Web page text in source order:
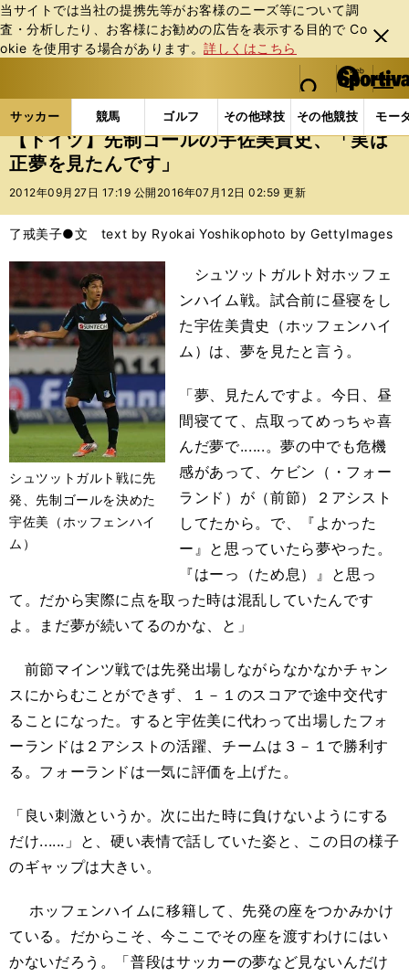
当サイトでは当社の提携先等がお客様のニーズ等について調
査・分析したり、お客様にお勧めの広告を表⽰する⽬的で Co
okie を使⽤する場合があります。詳しくはこちら
閉じ
る
web Sportiva (webスポルティーバ)
検索
マイペ
ー
ジ
メニュ
サッカー 競馬 ゴルフ その他球技 その他競技 モー
ス
ポ
ル
バ
サッカーの記事一覧 海外サッカー 海外サッカー
【ドイツ】先制ゴールの宇佐美貴史、「実は
正夢を見たんです」
2012年09月27日 17:19 公開 2016年07月12日 02:59 更新
了戒美子●文 text by Ryokai Yoshikophoto by GettyImages
シュツットガルト戦に先
発、先制ゴールを決めた
宇佐美（ホッフェンハイ
ム）
シュツットガルト対ホッフェ
ンハイム戦。試合前に昼寝をし
た宇佐美貴史（ホッフェンハイ
ム）は、夢を見たと言う。
「夢、見たんですよ。今日、昼
間寝てて、点取ってめっちゃ喜
んだ夢で......。夢の中でも危機
感があって、ケビン（・フォー
ランド）が（前節）２アシスト
してたから。で、『よかった
ー』と思っていたら夢やった。
『はーっ（ため息）』と思っ
て。だから実際に点を取った時は混乱していたんです
よ。まだ夢が続いてるのかな、と」
前節マインツ戦では先発出場しながらなかなかチャン
スにからむことができず、１－１のスコアで途中交代す
ることになった。すると宇佐美に代わって出場したフォ
ーランドは２アシストの活躍、チームは３－１で勝利す
る。フォーランドは一気に評価を上げた。
「良い刺激というか。次に出た時に負けないようにする
だけ......」と、硬い表情で話していた姿と、この日の様子
のギャップは大きい。
ホッフェンハイムに移籍して、先発の座をつかみかけ
ている。だからこそ、今ここでその座を渡すわけにはい
かないだろう。「普段はサッカーの夢など見ないんだけ